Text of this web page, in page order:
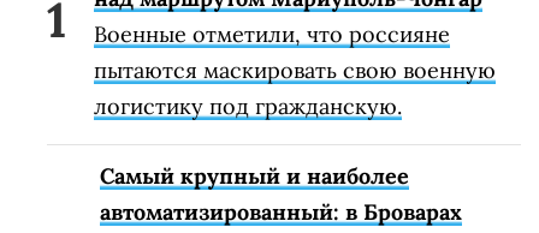
Военные отметили, что россияне
пытаются маскировать свою военную
логистику под гражданскую.
Самый крупный и наиболее
автоматизированный: в Броварах